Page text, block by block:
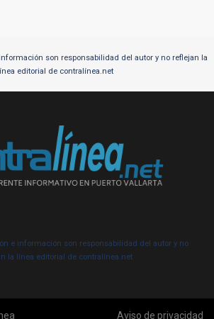
son responsabilidad del autor y no reflejan la
editorial de contralínea.net
e información son responsabilidad del autor y no
la línea editorial de contralínea.net
Aviso de privacidad